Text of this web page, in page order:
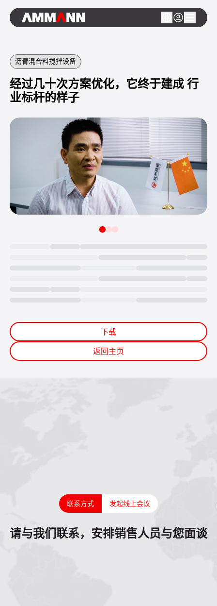
沥青混合料搅拌设备
经过几十次方案优化，它终于建成 行
业标杆的样子
下载
返回主页
联系方式 发起线上会议
请与我们联系，安排销售人员与您面谈